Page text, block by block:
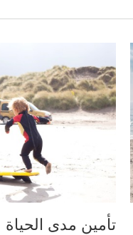
تأمين مدى الحياة